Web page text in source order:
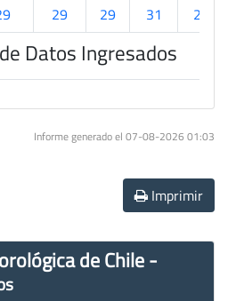
29 29 31 29
Datos Ingresados
Informe generado el 07-08-2026 01:03
Imprimir
de Chile -